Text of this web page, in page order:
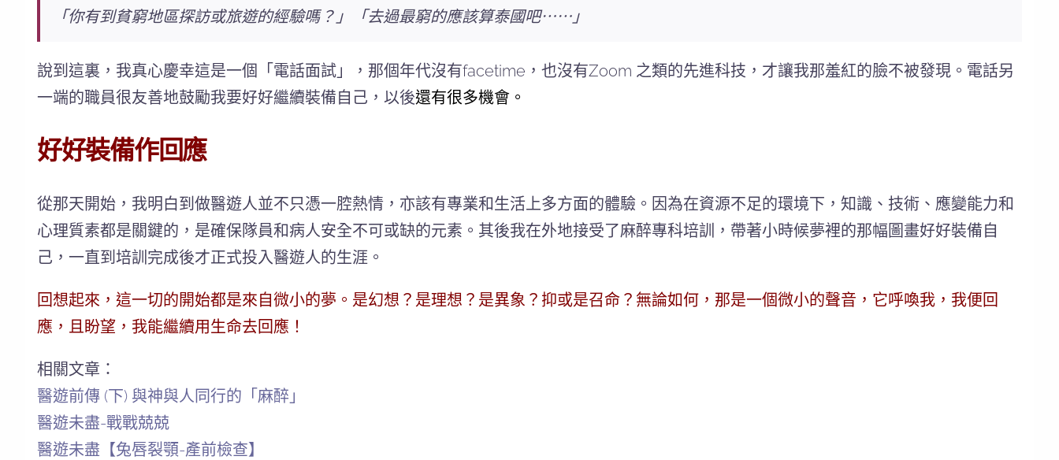
「你有到貧窮地區探訪或旅遊的經驗嗎？」「去過最窮的應該算泰國吧⋯⋯」
說到這裏，我真心慶幸這是一個「電話面試」，那個年代沒有facetime，也沒有Zoom 之類的先進科技，才讓我那羞紅的臉不被發現。電話另
一端的職員很友善地鼓勵我要好好繼續裝備自己，以後還有很多機會。
好好裝備作回應
從那天開始，我明白到做醫遊人並不只憑一腔熱情，亦該有專業和生活上多方面的體驗。因為在資源不足的環境下，知識、技術、應變能力和
心理質素都是關鍵的，是確保隊員和病人安全不可或缺的元素。其後我在外地接受了麻醉專科培訓，帶著小時候夢裡的那幅圖畫好好裝備自
己，一直到培訓完成後才正式投入醫遊人的生涯。
回想起來，這一切的開始都是來自微小的夢。是幻想？是理想？是異象？抑或是召命？無論如何，那是一個微小的聲音，它呼喚我，我便回
應，且盼望，我能繼續用生命去回應！
相關文章：
醫遊前傳 (下) 與神與人同行的「麻醉」
醫遊未盡-戰戰兢兢
醫遊未盡【兔唇裂顎-產前檢查】